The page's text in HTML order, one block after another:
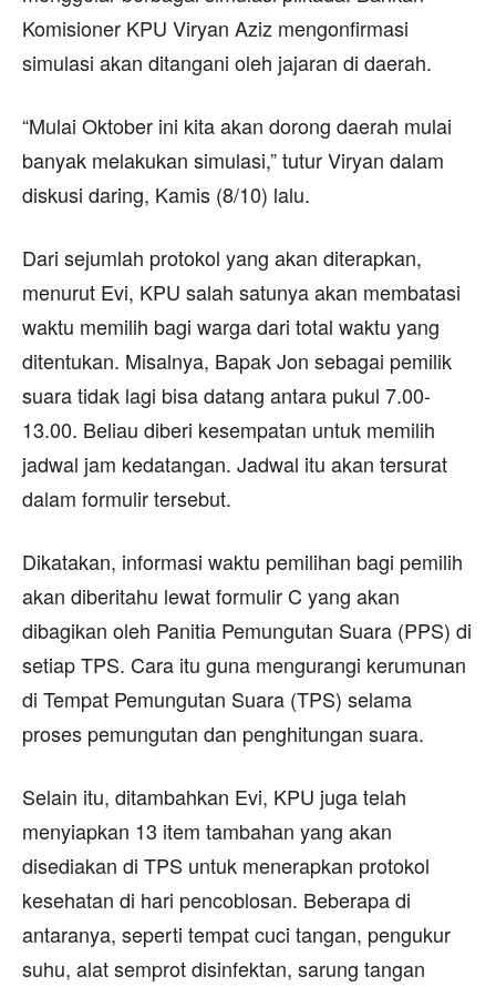
Komisioner KPU Viryan Aziz mengonfirmasi
simulasi akan ditangani oleh jajaran di daerah.
“Mulai Oktober ini kita akan dorong daerah mulai
banyak melakukan simulasi,” tutur Viryan dalam
diskusi daring, Kamis (8/10) lalu.
Dari sejumlah protokol yang akan diterapkan,
menurut Evi, KPU salah satunya akan membatasi
waktu memilih bagi warga dari total waktu yang
ditentukan. Misalnya, Bapak Jon sebagai pemilik
suara tidak lagi bisa datang antara pukul 7.00-
13.00. Beliau diberi kesempatan untuk memilih
jadwal jam kedatangan. Jadwal itu akan tersurat
dalam formulir tersebut.
Dikatakan, informasi waktu pemilihan bagi pemilih
akan diberitahu lewat formulir C yang akan
dibagikan oleh Panitia Pemungutan Suara (PPS) di
setiap TPS. Cara itu guna mengurangi kerumunan
di Tempat Pemungutan Suara (TPS) selama
proses pemungutan dan penghitungan suara.
Selain itu, ditambahkan Evi, KPU juga telah
menyiapkan 13 item tambahan yang akan
disediakan di TPS untuk menerapkan protokol
kesehatan di hari pencoblosan. Beberapa di
antaranya, seperti tempat cuci tangan, pengukur
suhu, alat semprot disinfektan, sarung tangan